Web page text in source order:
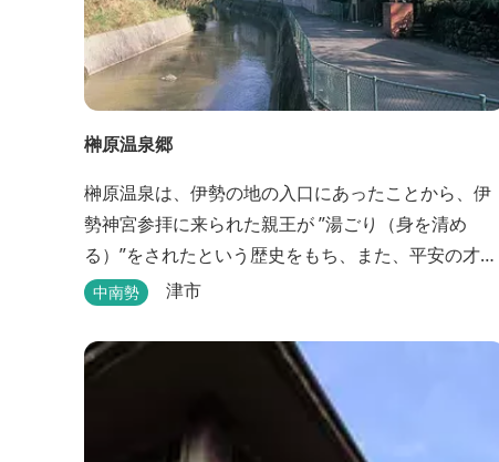
榊原温泉郷
榊原温泉は、伊勢の地の入口にあったことから、伊
勢神宮参拝に来られた親王が ”湯ごり（身を清め
る）”をされたという歴史をもち、また、平安の才
女・清少納言が 「枕草子」で”湯は七栗の湯”＜当時
として祀っていることもあって、恋の和歌も多く残
っています。 このように、宮中や神宮にゆかりも深
く、つるつるスベスベの肌ざわりの良い泉質は 心身
中南勢 津市